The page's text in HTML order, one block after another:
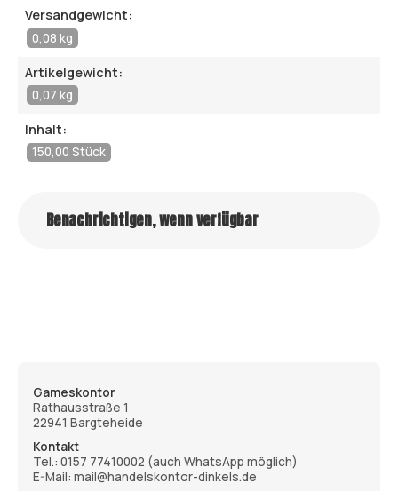
Versandgewicht:
0,08 kg
Artikelgewicht:
0,07 kg
Inhalt:
150,00 Stück
Benachrichtigen, wenn verfügbar
Gameskontor
Rathausstraße 1
22941 Bargteheide
Kontakt
Tel.: 0157 77410002 (auch WhatsApp möglich)
E-Mail: mail@handelskontor-dinkels.de